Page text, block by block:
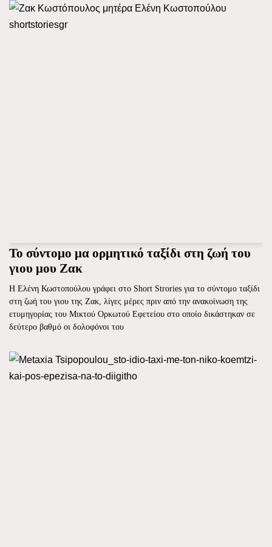
Το σύντομο μα ορμητικό ταξίδι στη ζωή του
γιου μου Ζακ
Η Ελένη Κωστοπούλου γράφει στο Short Strories για το σύντομο ταξίδι
στη ζωή του γιου της Ζακ, λίγες μέρες πριν από την ανακοίνωση της
ετυμηγορίας του Μικτού Ορκωτού Εφετείου στο οποίο δικάστηκαν σε
δεύτερο βαθμό οι δολοφόνοι του